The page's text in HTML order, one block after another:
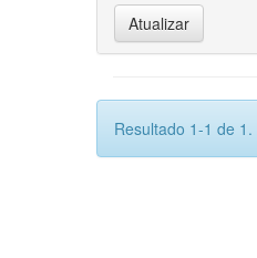
Resultado 1-1 de 1.